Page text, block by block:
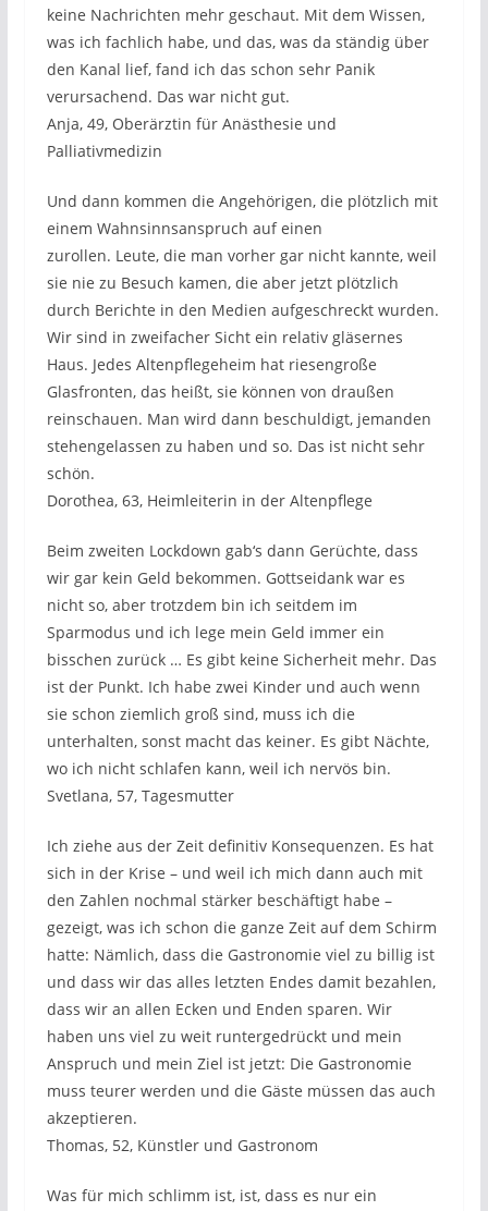
keine Nachrichten mehr geschaut. Mit dem Wissen,
was ich fachlich habe, und das, was da ständig über
den Kanal lief, fand ich das schon sehr Panik
verursachend. Das war nicht gut.
Anja, 49, Oberärztin für Anästhesie und
Palliativmedizin
Und dann kommen die Angehörigen, die plötzlich mit
einem Wahnsinnsanspruch auf einen
zurollen. Leute, die man vorher gar nicht kannte, weil
sie nie zu Besuch kamen, die aber jetzt plötzlich
durch Berichte in den Medien aufgeschreckt wurden.
Wir sind in zweifacher Sicht ein relativ gläsernes
Haus. Jedes Altenpflegeheim hat riesengroße
Glasfronten, das heißt, sie können von draußen
reinschauen. Man wird dann beschuldigt, jemanden
stehengelassen zu haben und so. Das ist nicht sehr
schön.
Dorothea, 63, Heimleiterin in der Altenpflege
Beim zweiten Lockdown gab‘s dann Gerüchte, dass
wir gar kein Geld bekommen. Gottseidank war es
nicht so, aber trotzdem bin ich seitdem im
Sparmodus und ich lege mein Geld immer ein
bisschen zurück … Es gibt keine Sicherheit mehr. Das
ist der Punkt. Ich habe zwei Kinder und auch wenn
sie schon ziemlich groß sind, muss ich die
unterhalten, sonst macht das keiner. Es gibt Nächte,
wo ich nicht schlafen kann, weil ich nervös bin.
Svetlana, 57, Tagesmutter
Ich ziehe aus der Zeit definitiv Konsequenzen. Es hat
sich in der Krise – und weil ich mich dann auch mit
den Zahlen nochmal stärker beschäftigt habe –
gezeigt, was ich schon die ganze Zeit auf dem Schirm
hatte: Nämlich, dass die Gastronomie viel zu billig ist
und dass wir das alles letzten Endes damit bezahlen,
dass wir an allen Ecken und Enden sparen. Wir
haben uns viel zu weit runtergedrückt und mein
Anspruch und mein Ziel ist jetzt: Die Gastronomie
muss teurer werden und die Gäste müssen das auch
akzeptieren.
Thomas, 52, Künstler und Gastronom
Was für mich schlimm ist, ist, dass es nur ein